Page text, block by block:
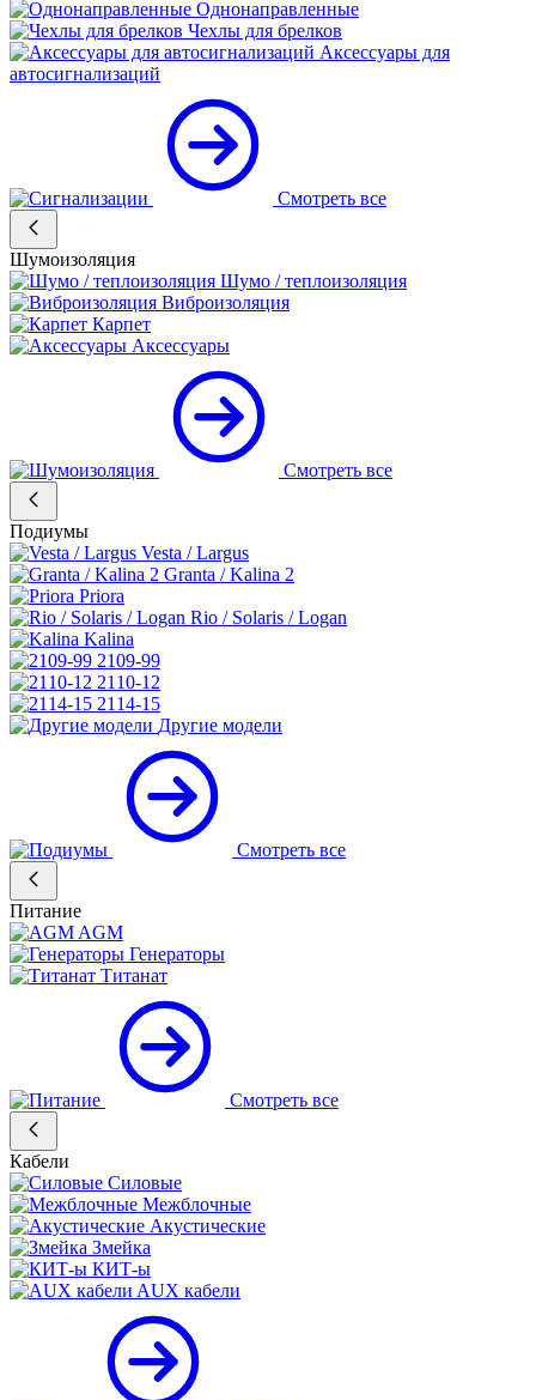
Однонаправленные
Чехлы для брелков
Аксессуары для
автосигнализаций
Смотреть все
Шумоизоляция
Шумо / теплоизоляция
Виброизоляция
Карпет
Аксессуары
Смотреть все
Подиумы
Vesta / Largus
Granta / Kalina 2
Priora
Rio / Solaris / Logan
Kalina
2109-99
2110-12
2114-15
Другие модели
Смотреть все
Питание
AGM
Генераторы
Титанат
Смотреть все
Кабели
Силовые
Межблочные
Акустические
Змейка
КИТ-ы
AUX кабели